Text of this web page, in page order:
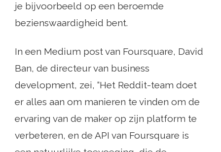
je bijvoorbeeld op een beroemde
bezienswaardigheid bent.
In een Medium post van Foursquare, David
Ban, de directeur van business
development, zei, “Het Reddit-team doet
er alles aan om manieren te vinden om de
ervaring van de maker op zijn platform te
verbeteren, en de API van Foursquare is